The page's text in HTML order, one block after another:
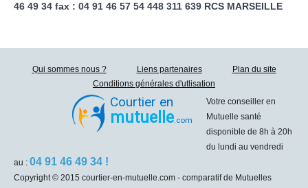
46 49 34 fax : 04 91 46 57 54 448 311 639 RCS MARSEILLE
Qui sommes nous ? Liens partenaires
Plan du site
Conditions générales d'utlisation
Courtier en
mutuelle.com
Votre conseiller en
Mutuelle santé
disponible de 8h à 20h
du lundi au vendredi
au : 04 91 46 49 34 !
Copyright © 2015 courtier-en-mutuelle.com - comparatif de Mutuelles